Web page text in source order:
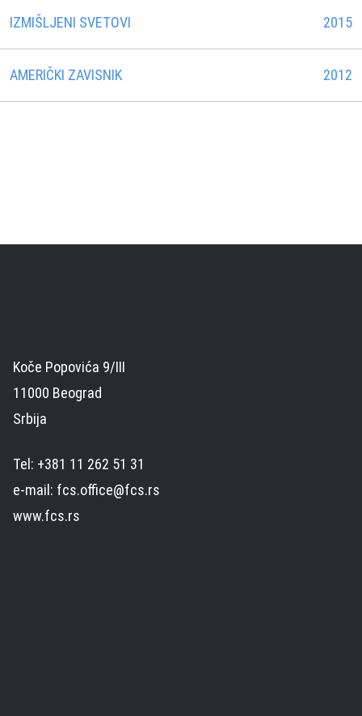
IZMIŠLJENI SVETOVI 2015
AMERIČKI ZAVISNIK 2012
Koče Popovića 9/III
11000 Beograd
Srbija
Tel: +381 11 262 51 31
e-mail: fcs.office@fcs.rs
www.fcs.rs